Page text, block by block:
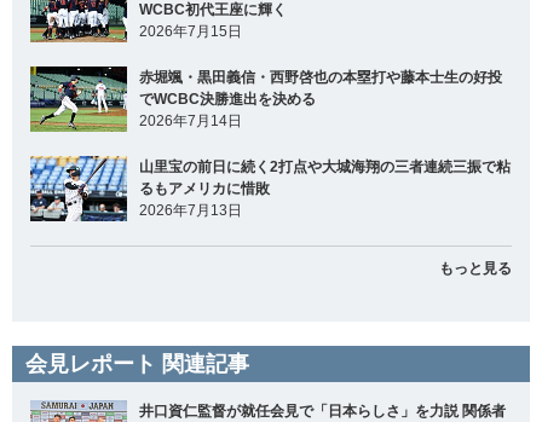
WCBC初代王座に輝く
2026年7月15日
赤堀颯・黒田義信・西野啓也の本塁打や藤本士生の好投
でWCBC決勝進出を決める
2026年7月14日
山里宝の前日に続く2打点や大城海翔の三者連続三振で粘
るもアメリカに惜敗
2026年7月13日
もっと見る
会見レポート 関連記事
井口資仁監督が就任会見で「日本らしさ」を力説 関係者